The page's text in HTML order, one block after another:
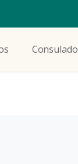
Consulado